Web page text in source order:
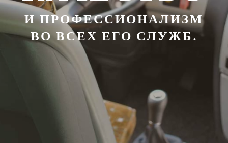
И ПРОФЕССИОНАЛИЗМ
ВО ВСЕХ ЕГО СЛУЖБ.